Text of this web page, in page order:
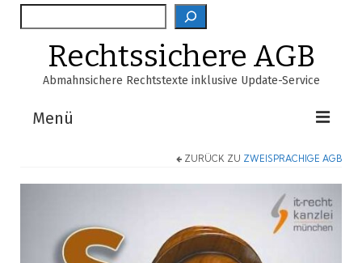
Suche
Rechtssichere AGB
Abmahnsichere Rechtstexte inklusive Update-Service
Menü
EasyScan
ZURÜCK ZU ZWEISPRACHIGE AGB